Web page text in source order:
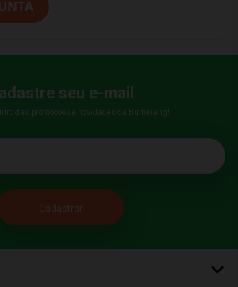
seu e-mail
das promoções e novidades da Bumerang!